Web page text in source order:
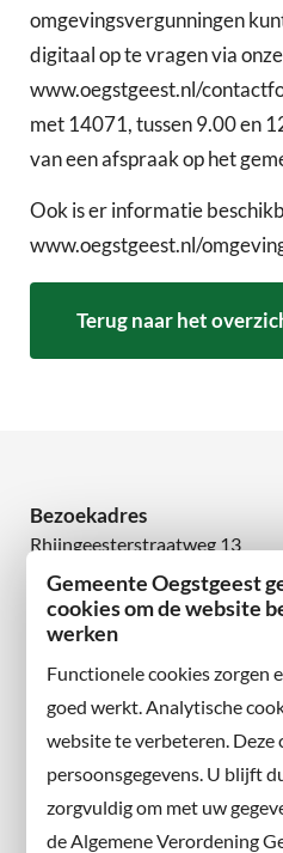
Gemeente Oegstgeest
cookies om de website
werken
Functionele cookies zorgen
goed werkt. Analytische
website te verbeteren. Deze
persoonsgegevens. U blijft
zorgvuldig om met uw
de Algemene Verordening
omgevingsvergunningen
digitaal op te vragen via
www.oegstgeest.nl/
met 14071, tussen 9.00 en
van een afspraak op het
Ook is er informatie
www.oegstgeest.nl/
Terug naar het
Bezoekadres
Rhijngeesterstraatweg 13
2342 AN Oegstgeest
Wilt u niets missen?
en volg ons ook op sociale
Facebook
X
Instagram